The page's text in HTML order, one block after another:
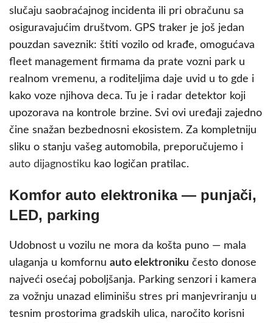
slučaju saobraćajnog incidenta ili pri obračunu sa
osiguravajućim društvom. GPS traker je još jedan
pouzdan saveznik: štiti vozilo od krađe, omogućava
fleet management firmama da prate vozni park u
realnom vremenu, a roditeljima daje uvid u to gde i
kako voze njihova deca. Tu je i radar detektor koji
upozorava na kontrole brzine. Svi ovi uređaji zajedno
čine snažan bezbednosni ekosistem. Za kompletniju
sliku o stanju vašeg automobila, preporučujemo i
auto dijagnostiku kao logičan pratilac.
Komfor auto elektronika — punjači,
LED, parking
Udobnost u vozilu ne mora da košta puno — mala
ulaganja u komfornu auto elektroniku često donose
najveći osećaj poboljšanja. Parking senzori i kamera
za vožnju unazad eliminišu stres pri manjevriranju u
tesnim prostorima gradskih ulica, naročito korisni